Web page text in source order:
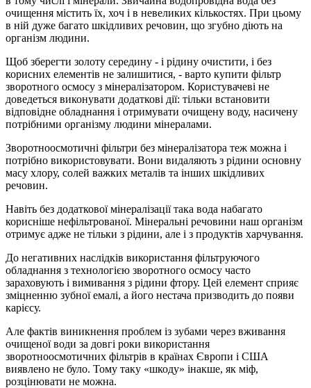
очищення містить їх, хоч і в невеликих кількостях. При цьому
в ній дуже багато шкідливих речовин, що згубно діють на
організм людини.
Щоб зберегти золоту середину - і рідину очистити, і без
корисних елементів не залишитися, - варто купити фільтр
зворотного осмосу з мінералізатором. Користувачеві не
доведеться виконувати додаткові дії: тільки встановити
відповідне обладнання і отримувати очищену воду, насичену
потрібними організму людини мінералами.
Зворотноосмотичні фільтри без мінералізатора теж можна і
потрібно використовувати. Вони видаляють з рідини основну
масу хлору, солей важких металів та інших шкідливих
речовин.
Навіть без додаткової мінералізації така вода набагато
корисніше нефільтрованої. Мінеральні речовини наш організм
отримує адже не тільки з рідини, але і з продуктів харчування.
До негативних наслідків використання фільтруючого
обладнання з технологією зворотного осмосу часто
зараховують і вимивання з рідини фтору. Цей елемент сприяє
зміцненню зубної емалі, а його нестача призводить до появи
карієсу.
Але фактів виникнення проблем із зубами через вживання
очищеної води за довгі роки використання
зворотноосмотичних фільтрів в країнах Європи і США
виявлено не було. Тому таку «шкоду» інакше, як міф,
розцінювати не можна.